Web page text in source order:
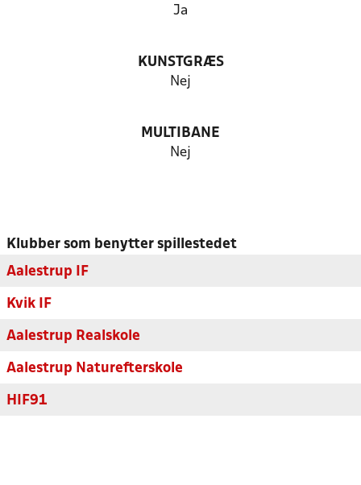
Ja
KUNSTGRÆS
Nej
MULTIBANE
Nej
Klubber som benytter spillestedet
Aalestrup IF
Kvik IF
Aalestrup Realskole
Aalestrup Naturefterskole
HIF91